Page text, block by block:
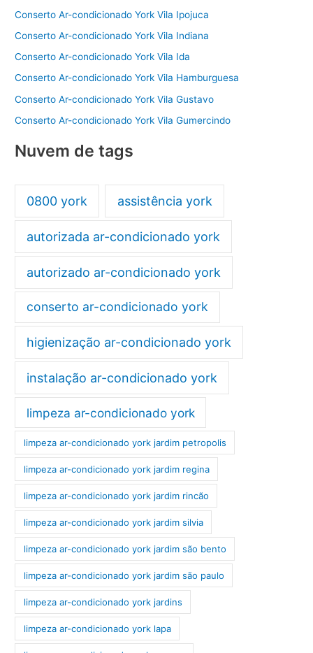
Conserto Ar-condicionado York Vila Ipojuca
Conserto Ar-condicionado York Vila Indiana
Conserto Ar-condicionado York Vila Ida
Conserto Ar-condicionado York Vila Hamburguesa
Conserto Ar-condicionado York Vila Gustavo
Conserto Ar-condicionado York Vila Gumercindo
Nuvem de tags
0800 york assistência york
autorizada ar-condicionado york
autorizado ar-condicionado york
conserto ar-condicionado york
higienização ar-condicionado york
instalação ar-condicionado york
limpeza ar-condicionado york
limpeza ar-condicionado york jardim petropolis
limpeza ar-condicionado york jardim regina
limpeza ar-condicionado york jardim rincão
limpeza ar-condicionado york jardim silvia
limpeza ar-condicionado york jardim são bento
limpeza ar-condicionado york jardim são paulo
limpeza ar-condicionado york jardins
limpeza ar-condicionado york lapa